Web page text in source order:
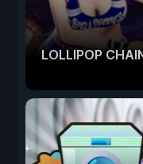
LOLLIPOP